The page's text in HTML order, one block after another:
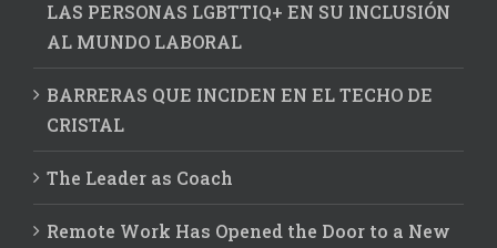
LAS PERSONAS LGBTTIQ+ EN SU INCLUSIÓN
AL MUNDO LABORAL
BARRERAS QUE INCIDEN EN EL TECHO DE
CRISTAL
The Leader as Coach
Remote Work Has Opened the Door to a New